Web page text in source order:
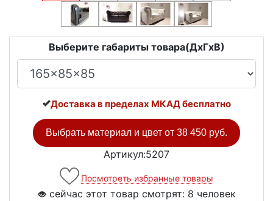
Выберите габариты товара(ДxГxВ)
Доставка в пределах МКАД бесплатно
Выбрать материал и цвет от 38 450 руб.
Артикул:5207
Посмотреть избранные товары
сейчас этот товар смотрят: 8 человек